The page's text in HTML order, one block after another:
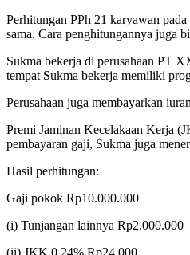
Perhitungan PPh 21 karyawan
sama. Cara penghitungannya juga
Sukma bekerja di perusahaan PT
tempat Sukma bekerja memiliki
Perusahaan juga membayarkan
Premi Jaminan Kecelakaan Kerja
pembayaran gaji, Sukma juga
Hasil perhitungan:
Gaji pokok Rp10.000.000
(i) Tunjangan lainnya Rp2.000.000
(ii) JKK 0,24% Rp24.000